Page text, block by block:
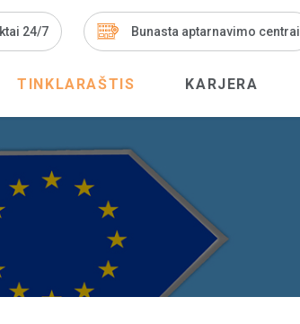
24/7 Bunasta aptarnavimo centrai
TINKLARAŠTIS KARJERA